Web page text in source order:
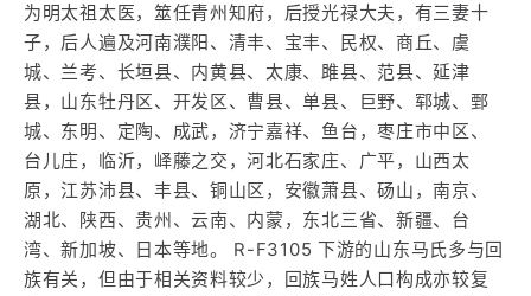
为明太祖太医，筮任青州知府，后授光禄大夫，有三妻十
子，后人遍及河南濮阳、清丰、宝丰、民权、商丘、虞
城、兰考、长垣县、内黄县、太康、雎县、范县、延津
县，山东牡丹区、开发区、曹县、单县、巨野、郓城、鄄
城、东明、定陶、成武，济宁嘉祥、鱼台，枣庄市中区、
台儿庄，临沂，峄藤之交，河北石家庄、广平，山西太
原，江苏沛县、丰县、铜山区，安徽萧县、砀山，南京、
湖北、陕西、贵州、云南、内蒙，东北三省、新疆、台
湾、新加坡、日本等地。 R-F3105 下游的山东马氏多与回
族有关，但由于相关资料较少，回族马姓人口构成亦较复